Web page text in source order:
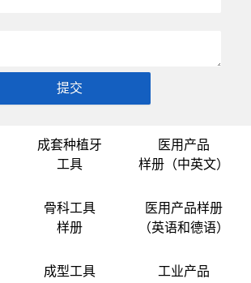
提交
成套种植牙
工具
医用产品
样册（中英文）
骨科工具
样册
医用产品样册
（英语和德语）
成型工具
工业产品